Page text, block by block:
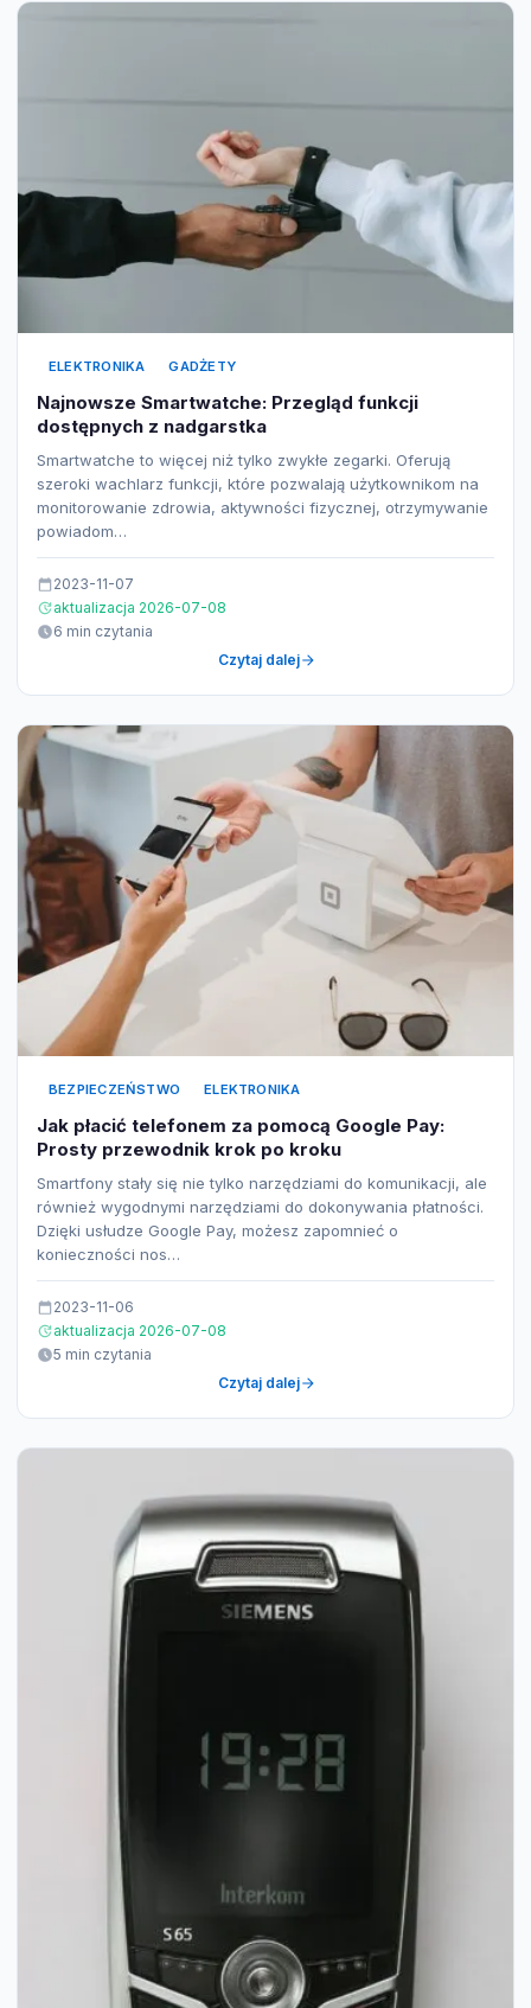
ELEKTRONIKA GADŻETY
Najnowsze Smartwatche: Przegląd funkcji
dostępnych z nadgarstka
Smartwatche to więcej niż tylko zwykłe zegarki. Oferują
szeroki wachlarz funkcji, które pozwalają użytkownikom na
monitorowanie zdrowia, aktywności fizycznej, otrzymywanie
powiadom…
2023-11-07
aktualizacja 2026-07-08
6 min czytania
Czytaj dalej
BEZPIECZEŃSTWO ELEKTRONIKA
Jak płacić telefonem za pomocą Google Pay:
Prosty przewodnik krok po kroku
Smartfony stały się nie tylko narzędziami do komunikacji, ale
również wygodnymi narzędziami do dokonywania płatności.
Dzięki usłudze Google Pay, możesz zapomnieć o
konieczności nos…
2023-11-06
aktualizacja 2026-07-08
5 min czytania
Czytaj dalej